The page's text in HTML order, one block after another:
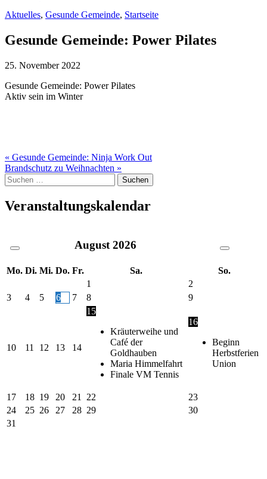
Aktuelles, Gesunde Gemeinde, Startseite
Gesunde Gemeinde: Power Pilates
25. November 2022
Gesunde Gemeinde: Power Pilates
Aktiv sein im Winter
Beitragsnavigation
« Gesunde Gemeinde: Ninja Work Out
Brandschutz zu Weihnachten »
Suche
nach:
Veranstaltungskalendar
August 2026
Mo. Di. Mi. Do. Fr. Sa.
So.
1
2
3
4 5 6 7 8 9
10 11 12 13 14
15
Kräuterweihe und
Café der
Goldhauben
Maria Himmelfahrt
Finale VM Tennis
16
Beginn
Herbstferien
Union
17 18 19 20 21 22
23
24
25 26 27 28 29
30
31